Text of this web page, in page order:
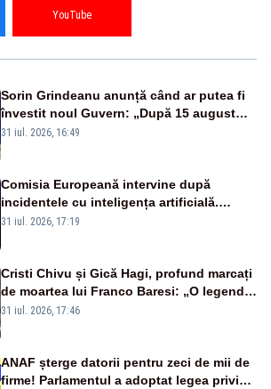
YouTube
Sorin Grindeanu anunță când ar putea fi
învestit noul Guvern: „După 15 august
sunt șanse mai mari”
31 iul. 2026, 16:49
Comisia Europeană intervine după
incidentele cu inteligența artificială.
OpenAI și Anthropic, vizate
31 iul. 2026, 17:19
Cristi Chivu și Gică Hagi, profund marcați
de moartea lui Franco Baresi: „O legendă
a fotbalului mondial”
31 iul. 2026, 17:46
ANAF șterge datorii pentru zeci de mii de
firme! Parlamentul a adoptat legea privind